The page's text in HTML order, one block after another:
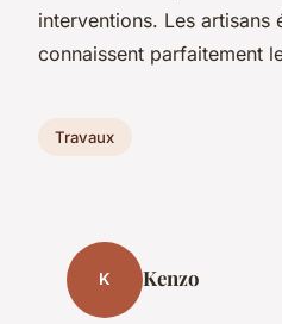
interventions. Les artisans
connaissent parfaitement
Travaux
K Kenzo